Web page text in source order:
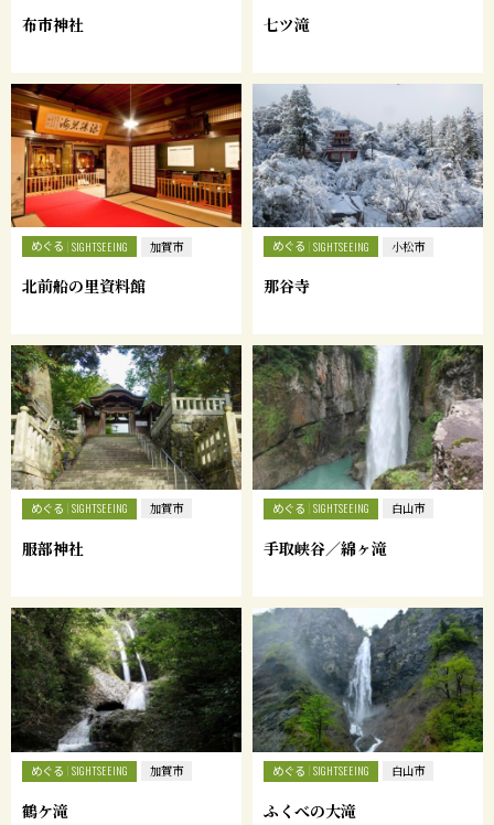
布市神社 七ツ滝
めぐる SIGHTSEEING 加賀市
北前船の里資料館
めぐる SIGHTSEEING 小松市
那谷寺
めぐる SIGHTSEEING 加賀市
服部神社
めぐる SIGHTSEEING 白山市
手取峡谷／綿ヶ滝
めぐる SIGHTSEEING 加賀市
鶴ケ滝
めぐる SIGHTSEEING 白山市
ふくべの大滝